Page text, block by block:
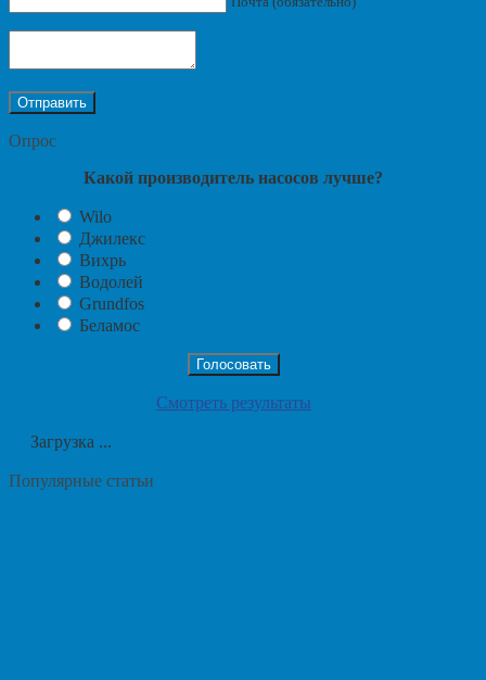
Опрос
Какой производитель насосов лучше?
Wilo
Джилекс
Вихрь
Водолей
Grundfos
Беламос
Смотреть результаты
Загрузка ...
Популярные статьи